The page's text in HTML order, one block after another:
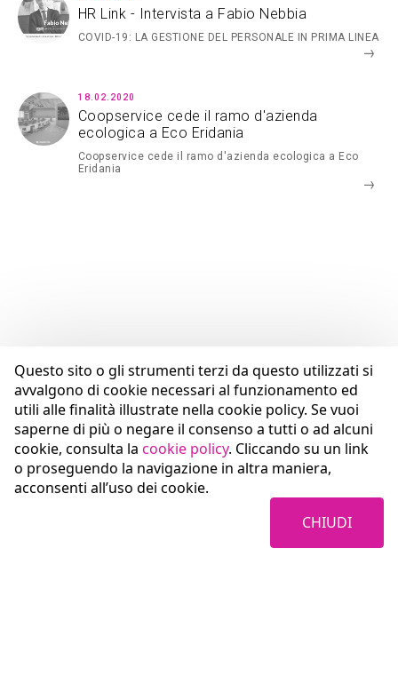
Questo sito o gli strumenti terzi da questo utilizzati si
avvalgono di cookie necessari al funzionamento ed
utili alle finalità illustrate nella cookie policy. Se vuoi
saperne di più o negare il consenso a tutti o ad alcuni
cookie, consulta la cookie policy. Cliccando su un link
o proseguendo la navigazione in altra maniera,
acconsenti all’uso dei cookie.
CHIUDI
HR Link - Intervista a Fabio Nebbia
COVID-19: LA GESTIONE DEL PERSONALE IN PRIMA LINEA
18.02.2020
Coopservice cede il ramo d'azienda
ecologica a Eco Eridania
Coopservice cede il ramo d'azienda ecologica a Eco
Eridania